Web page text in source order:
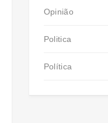
Opinião
Politica
Política